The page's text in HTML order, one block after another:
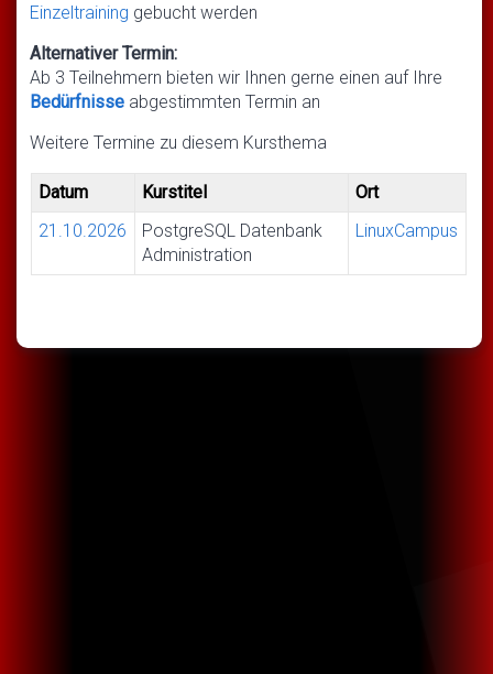
Einzeltraining gebucht werden
Alternativer Termin:
Ab 3 Teilnehmern bieten wir Ihnen gerne einen auf Ihre
Bedürfnisse abgestimmten Termin an
Weitere Termine zu diesem Kursthema
Datum Kurstitel
Ort
21.10.2026
PostgreSQL Datenbank
Administration
LinuxCampus